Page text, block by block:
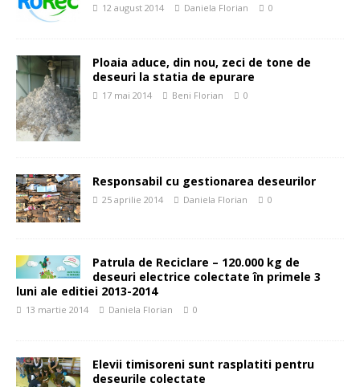
12 august 2014 Daniela Florian 0
Ploaia aduce, din nou, zeci de tone de
deseuri la statia de epurare
17 mai 2014 Beni Florian 0
Responsabil cu gestionarea deseurilor
25 aprilie 2014 Daniela Florian 0
Patrula de Reciclare – 120.000 kg de
deseuri electrice colectate în primele 3
luni ale editiei 2013-2014
13 martie 2014 Daniela Florian 0
Elevii timisoreni sunt rasplatiti pentru
deseurile colectate